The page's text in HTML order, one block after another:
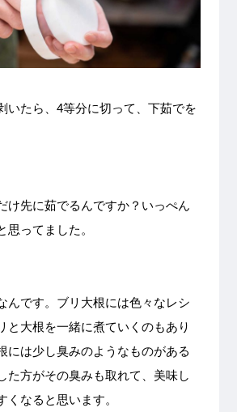
いたら、4等分に切って、下茹でを
け先に茹でるんですか？いっぺん
思ってました。
んです。ブリ大根には色々なレシ
と大根を一緒に煮ていくのもあり
には少し臭みのようなものがある
た方がその臭みも取れて、美味し
くなると思います。